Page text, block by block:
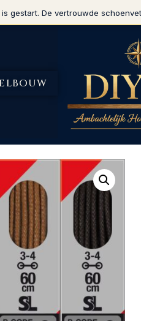
is gestart. De vertrouwde